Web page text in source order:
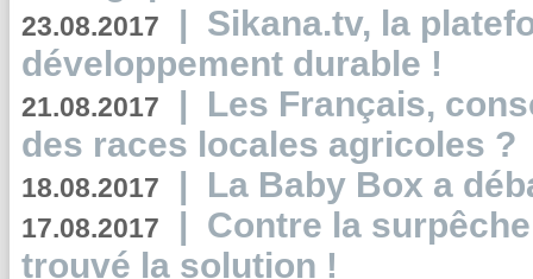
23.08.2017 | Sikana.tv, la
développement durable !
21.08.2017 | Les Français,
des races locales agricoles ?
18.08.2017 | La Baby Box a
17.08.2017 | Contre la
trouvé la solution !